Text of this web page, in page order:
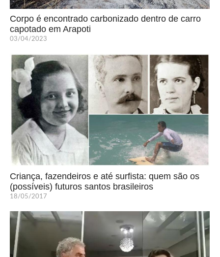
Corpo é encontrado carbonizado dentro de carro
capotado em Arapoti
03/04/2023
Criança, fazendeiros e até surfista: quem são os
(possíveis) futuros santos brasileiros
18/05/2017